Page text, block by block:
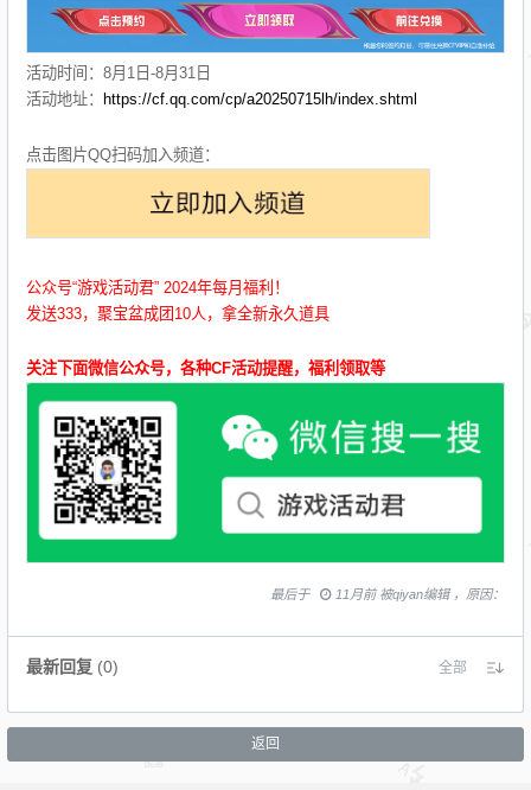
活动时间：8月1日-8月31日
活动地址： https://cf.qq.com/cp/a20250715lh/index.shtml
点击图片QQ扫码加入频道：
公众号“游戏活动君” 2024年每月福利！
发送333，聚宝盆成团10人，拿全新永久道具
关注下面微信公众号，各种CF活动提醒，福利领取等
最后于 11月前 被qiyan编辑 ，原因：
最新回复 (0) 全部
返回